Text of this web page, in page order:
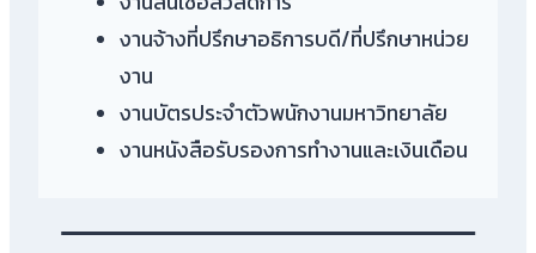
งานจ้างที่ปรึกษาอธิการบดี/ที่ปรึกษาหน่วย
งาน
งานบัตรประจำตัวพนักงานมหาวิทยาลัย
งานหนังสือรับรองการทำงานและเงินเดือน